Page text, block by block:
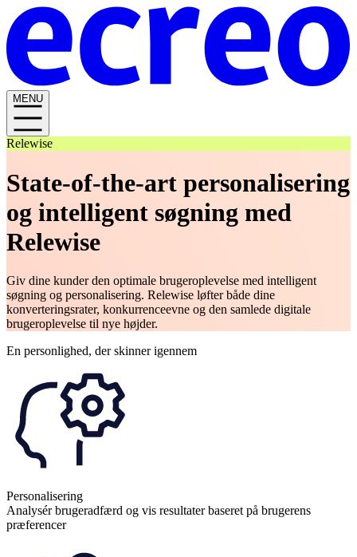
MENU
Relewise
State-of-the-art personalisering
og intelligent søgning med
Relewise
Giv dine kunder den optimale brugeroplevelse med intelligent
søgning og personalisering. Relewise løfter både dine
konverteringsrater, konkurrenceevne og den samlede digitale
brugeroplevelse til nye højder.
En personlighed, der skinner igennem
Personalisering
Analysér brugeradfærd og vis resultater baseret på brugerens
præferencer